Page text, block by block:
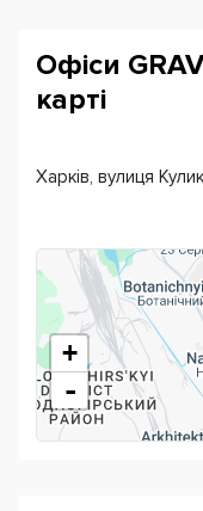
Офіси
карті
Харків, вулиця
+
-